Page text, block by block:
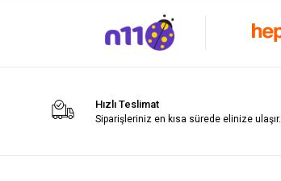
Hızlı Teslimat
Siparişleriniz en kısa sürede elinize ulaşır.